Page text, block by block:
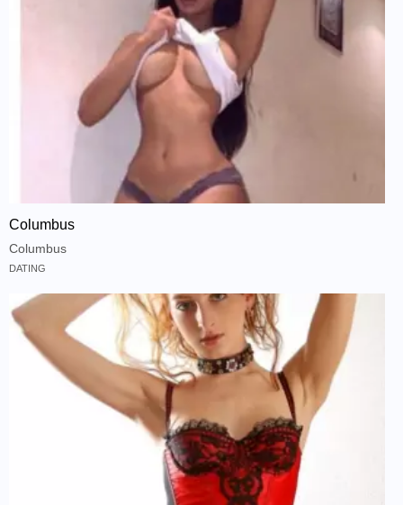
Columbus
Columbus
DATING